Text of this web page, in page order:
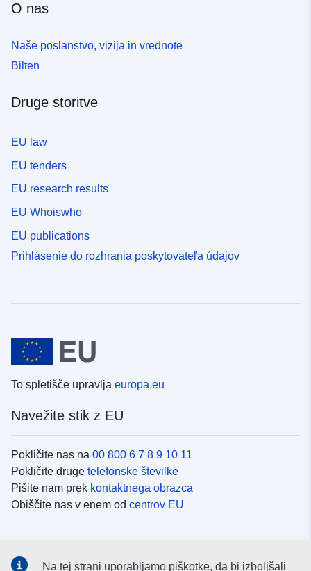
O nas
Naše poslanstvo, vizija in vrednote
Bilten
Druge storitve
EU law
EU tenders
EU research results
EU Whoiswho
EU publications
Prihlásenie do rozhrania poskytovateľa údajov
To spletišče upravlja europa.eu
Navežite stik z EU
Pokličite nas na 00 800 6 7 8 9 10 11
Pokličite druge telefonske številke
Pišite nam prek kontaktnega obrazca
Obiščite nas v enem od centrov EU
Na tej strani uporabljamo piškotke, da bi izboljšali